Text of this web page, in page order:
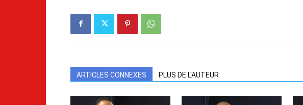
ARTICLES CONNEXES PLUS DE L'AUTEUR